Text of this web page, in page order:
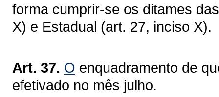
forma cumprir-se os ditames
X) e Estadual (art. 27, inciso X).
Art. 37. O enquadramento de
efetivado no mês julho.